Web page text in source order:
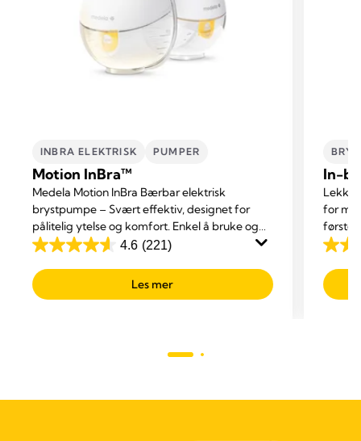
INBRA ELEKTRISK PUMPER
Motion InBra™
Medela Motion InBra Bærbar elektrisk
brystpumpe – Svært effektiv, designet for
pålitelig ytelse og komfort. Enkel å bruke og
diskret. For daglig bruk hjemme, på jobb og
4.6 (221)
4.6
out
of
Les mer
In-
for
første
4.7
out
of